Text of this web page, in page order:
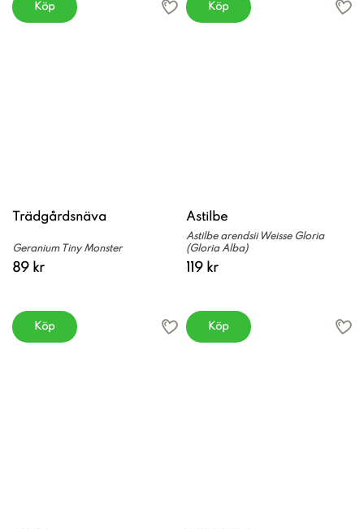
Köp Köp
Trädgårdsnäva
Geranium Tiny Monster
89 kr
Köp
Astilbe
Astilbe arendsii Weisse Gloria
(Gloria Alba)
119 kr
Köp